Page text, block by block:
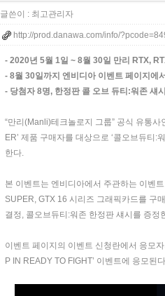
글쓴이 : 최고관리자
http://prod.danawa.com/info/
- 2020년 5월 1일 ~ 8월 30일 만리 RTX,
- 8월 30일까지 엔비디아 이벤트 페이지에
- 당첨자 8명, 한정판 콜 오브 듀티:워존 섀
“만리(Manli)테크놀로지 그룹” 공식 유통사
ER’ 제품 구매자를 대상으로 ‘콜오브듀티:
한다.
본 이벤트는 엔비디아에서 주관하는 이벤
SUPER, GTX 16 시리즈 그래픽카드를 구
결정, 콜오브듀티:워존 한정판 섀시를 증정
이벤트 페이지의 이벤트 신청란에서 응모
P IN READY TO FIGHT’ 이벤트에 응모된